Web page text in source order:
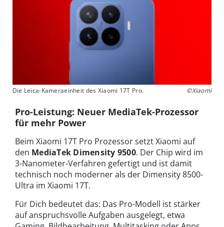
Die Leica-Kameraeinheit des Xiaomi 17T Pro. ©Xiaomi
Pro-Leistung: Neuer MediaTek-Prozessor
für mehr Power
Beim Xiaomi 17T Pro Prozessor setzt Xiaomi auf
den MediaTek Dimensity 9500. Der Chip wird im
3-Nanometer-Verfahren gefertigt und ist damit
technisch noch moderner als der Dimensity 8500-
Ultra im Xiaomi 17T.
Für Dich bedeutet das: Das Pro-Modell ist stärker
auf anspruchsvolle Aufgaben ausgelegt, etwa